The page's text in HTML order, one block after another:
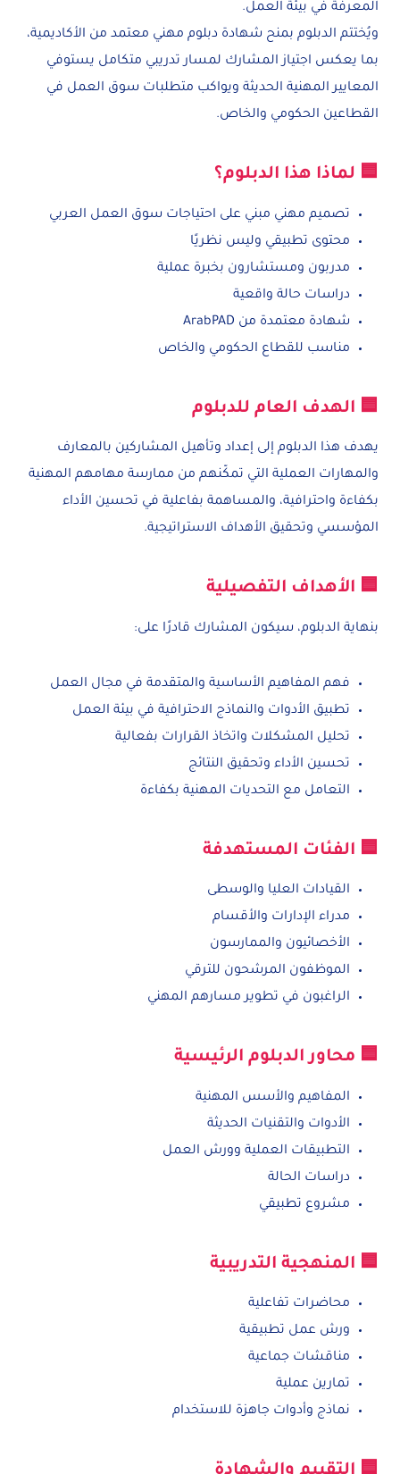
المعرفة في بيئة العمل.
ويُختتم الدبلوم بمنح شهادة دبلوم مهني معتمد من الأكاديمية،
بما يعكس اجتياز المشارك لمسار تدريبي متكامل يستوفي
المعايير المهنية الحديثة ويواكب متطلبات سوق العمل في
القطاعين الحكومي والخاص.
🟦 لماذا هذا الدبلوم؟
تصميم مهني مبني على احتياجات سوق العمل العربي
محتوى تطبيقي وليس نظريًا
مدربون ومستشارون بخبرة عملية
دراسات حالة واقعية
شهادة معتمدة من ArabPAD
مناسب للقطاع الحكومي والخاص
🟦 الهدف العام للدبلوم
يهدف هذا الدبلوم إلى إعداد وتأهيل المشاركين بالمعارف
والمهارات العملية التي تمكّنهم من ممارسة مهامهم المهنية
بكفاءة واحترافية، والمساهمة بفاعلية في تحسين الأداء
المؤسسي وتحقيق الأهداف الاستراتيجية.
🟦 الأهداف التفصيلية
بنهاية الدبلوم، سيكون المشارك قادرًا على:
فهم المفاهيم الأساسية والمتقدمة في مجال العمل
تطبيق الأدوات والنماذج الاحترافية في بيئة العمل
تحليل المشكلات واتخاذ القرارات بفعالية
تحسين الأداء وتحقيق النتائج
التعامل مع التحديات المهنية بكفاءة
🟦 الفئات المستهدفة
القيادات العليا والوسطى
مدراء الإدارات والأقسام
الأخصائيون والممارسون
الموظفون المرشحون للترقي
الراغبون في تطوير مسارهم المهني
🟦 محاور الدبلوم الرئيسية
المفاهيم والأسس المهنية
الأدوات والتقنيات الحديثة
التطبيقات العملية وورش العمل
دراسات الحالة
مشروع تطبيقي
🟦 المنهجية التدريبية
محاضرات تفاعلية
ورش عمل تطبيقية
مناقشات جماعية
تمارين عملية
نماذج وأدوات جاهزة للاستخدام